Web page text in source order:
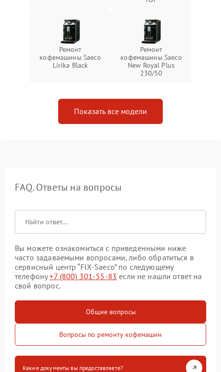
Ремонт
кофемашины Saeco
Lirika Black
Ремонт
кофемашины Saeco
New Royal Plus
230/50
Показать все модели
FAQ. Ответы на вопросы
Вы можете ознакомиться с приведенными ниже
часто задаваемыми вопросами, либо обратиться в
сервисный центр “FIX-Saeco” по следующему
телефону+7 (800) 301-55-83 если не нашли ответ на
свой вопрос.
Общие вопросы
Вопросы по ремонту кофемашин
Какие документы вы предоставляете?